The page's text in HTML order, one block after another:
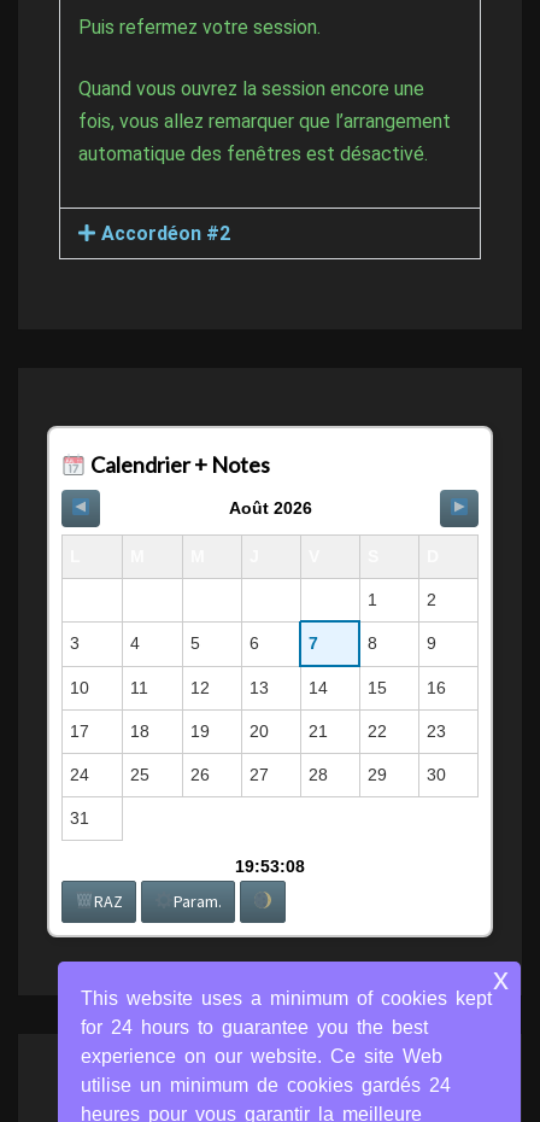
Puis refermez votre session.
Quand vous ouvrez la session encore une
fois, vous allez remarquer que l’arrangement
automatique des fenêtres est désactivé.
Accordéon #2
This website uses a minimum of cookies kept
for 24 hours to guarantee you the best
experience on our website. Ce site Web
utilise un minimum de cookies gardés 24
heures pour vous garantir la meilleure
x
Calendrier + Notes
Août 2026
1 2
3 4 5 6 7 8 9
10 11 12 13 14 15 16
17 18 19 20 21 22 23
24 25 26 27 28 29 30
31
19:53:09
RAZ Param.
Miroir de MonSiteInternet